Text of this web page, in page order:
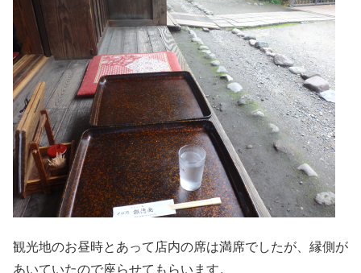
観光地のお昼時とあって店内の席は満席でしたが、縁側が
あいていたので座らせてもらいます。